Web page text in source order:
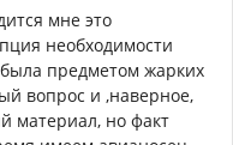
мне это
необходимости
предметом жарких
вопрос и ,наверное,
материал, но факт